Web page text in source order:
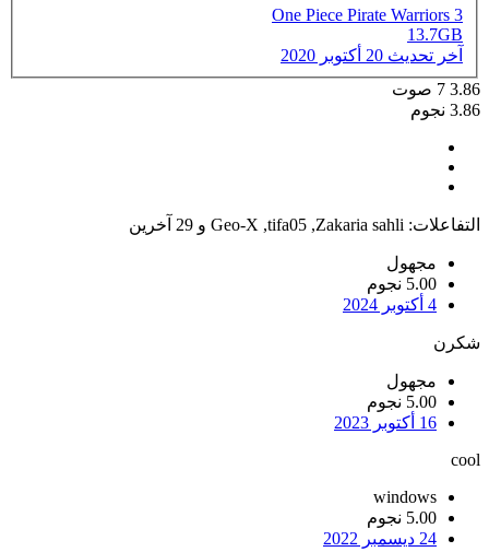
One Piece Pirate Warriors 3
13.7GB
آخر تحديث 20 أكتوبر 2020
3.86
7 صوت
3.86 نجوم
التفاعلات: Zakaria sahli
,
tifa05
,
Geo-X و 29 آخرين
مجهول
5.00 نجوم
4 أكتوبر 2024
شكرن
مجهول
5.00 نجوم
16 أكتوبر 2023
cool
windows
5.00 نجوم
24 ديسمبر 2022